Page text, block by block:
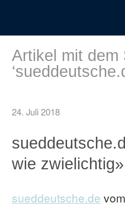
Artikel mit dem
‘
24. Juli 2018
wie zwielichtig»
sueddeutsche.de